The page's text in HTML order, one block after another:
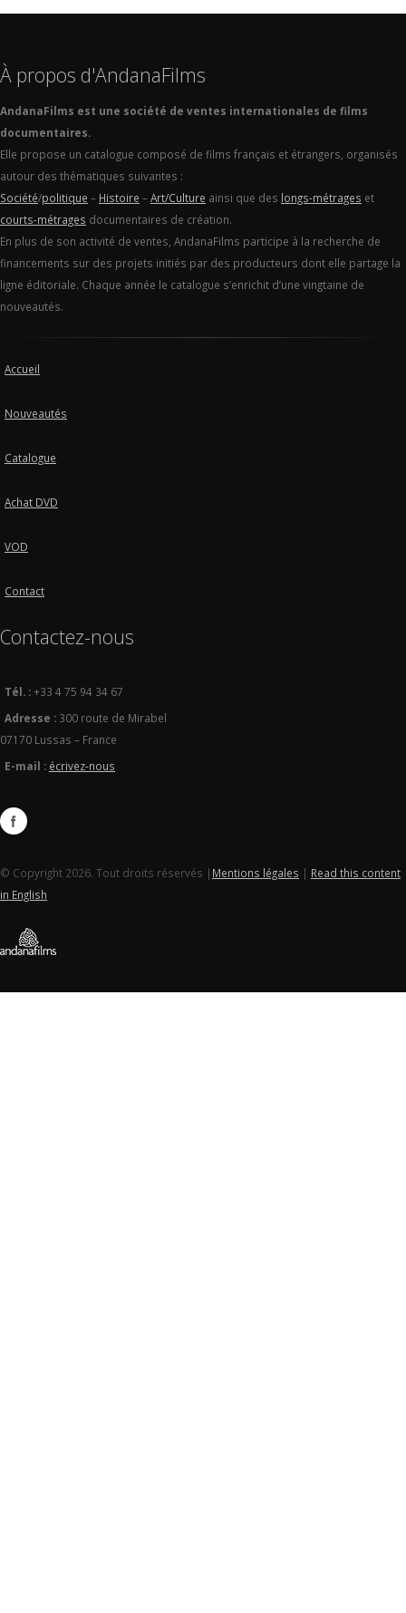
À propos d'AndanaFilms
AndanaFilms est une société de ventes internationales de films
documentaires.
Elle propose un catalogue composé de films français et étrangers, organisés
autour des thématiques suivantes :
Société/politique – Histoire –Art/Culture ainsi que des longs-métrages et
courts-métrages documentaires de création.
En plus de son activité de ventes, AndanaFilms participe à la recherche de
financements sur des projets initiés par des producteurs dont elle partage la
ligne éditoriale. Chaque année le catalogue s’enrichit d’une vingtaine de
nouveautés.
Accueil
Nouveautés
Catalogue
Achat DVD
VOD
Contact
Contactez-nous
Tél. :+33 4 75 94 34 67
Adresse : 300 route de Mirabel
07170 Lussas – France
E-mail : écrivez-nous
© Copyright 2026. Tout droits réservés | Mentions légales | Read this content
in English